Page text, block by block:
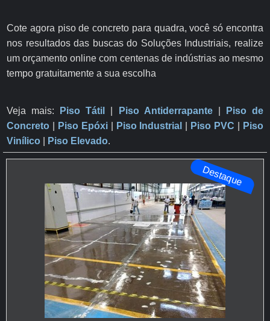
Cote agora piso de concreto para quadra, você só encontra
nos resultados das buscas do Soluções Industriais, realize
um orçamento online com centenas de indústrias ao mesmo
tempo gratuitamente a sua escolha
Veja mais: Piso Tátil Piso Antiderrapante​ |
Piso de
Concreto
Piso Epóxi| Piso Industrial Piso PVC
Piso
Vinílico
Piso Elevado.
Destaque